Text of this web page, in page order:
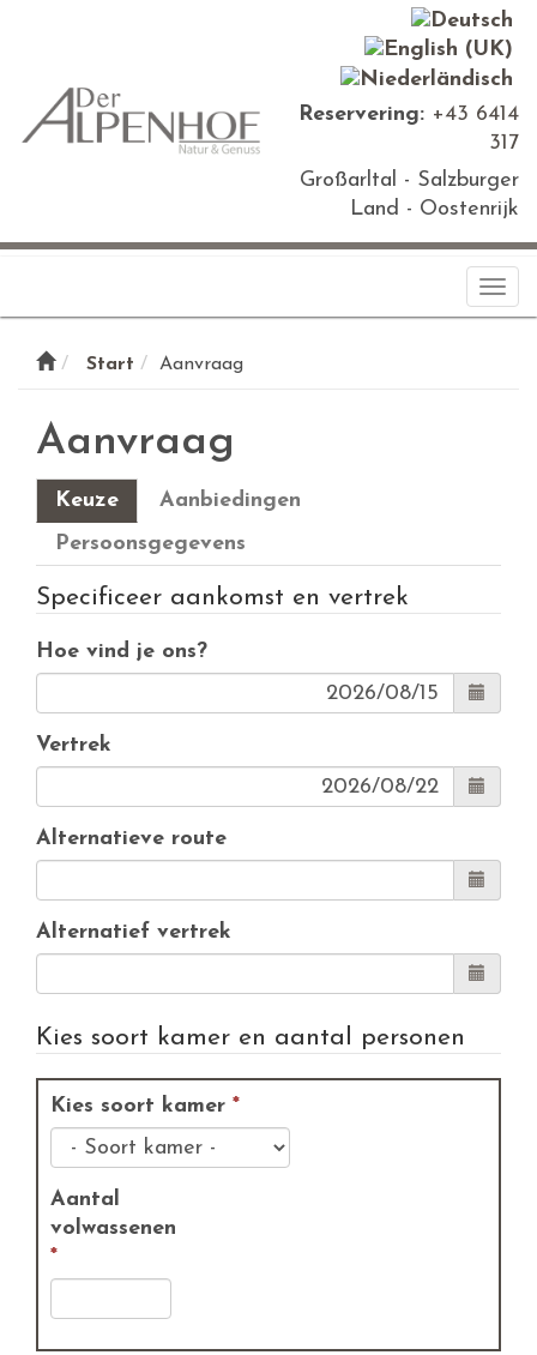
Reservering: +43 6414
317
Großarltal - Salzburger
Land - Oostenrijk
Start Aanvraag
Aanvraag
Keuze
Aanbiedingen
Persoonsgegevens
Specificeer aankomst en vertrek
Hoe vind je ons?
Vertrek
Alternatieve route
Alternatief vertrek
Kies soort kamer en aantal personen
Kies soort kamer *
Aantal
volwassenen
*